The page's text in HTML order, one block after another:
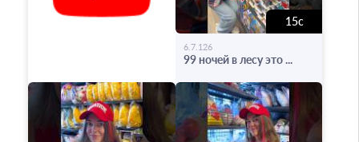
15с
6.7.126
99 ночей в лесу это ...